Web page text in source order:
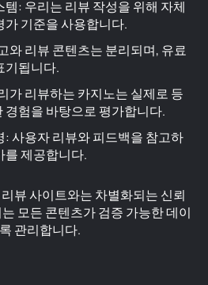
템: 우리는 리뷰 작성을 위해 자체
가 기준을 사용합니다.
와 리뷰 콘텐츠는 분리되며, 유료
기됩니다.
가 리뷰하는 카지노는 실제로 등
경험을 바탕으로 평가합니다.
: 사용자 리뷰와 피드백을 참고하
를 제공합니다.
뷰 사이트와는 차별화되는 신뢰
모든 콘텐츠가 검증 가능한 데이
관리합니다.